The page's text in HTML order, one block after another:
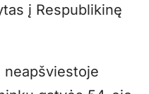
į Respublikinę